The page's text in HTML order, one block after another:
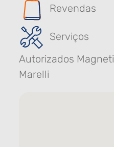
Revendas
Serviços
Autorizados Magneti
Marelli